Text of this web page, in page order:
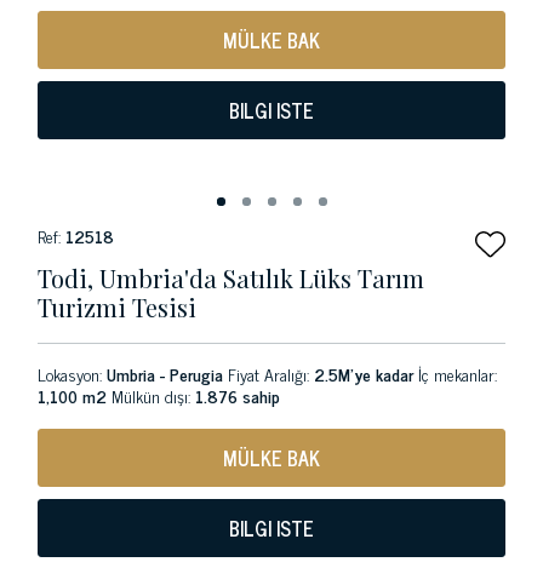
MÜLKE BAK
BILGI ISTE
Ref: 12518
Todi, Umbria'da Satılık Lüks Tarım
Turizmi Tesisi
Lokasyon:Umbria - Perugia Fiyat Aralığı: 2.5M'ye kadarİç mekanlar:
1,100 m2 Mülkün dışı: 1.876 sahip
MÜLKE BAK
BILGI ISTE